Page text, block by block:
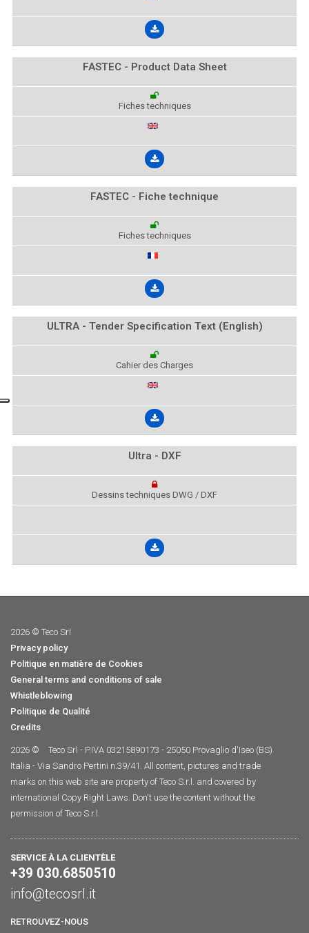
FASTEC - Product Data Sheet
Fiches techniques
FASTEC - Fiche technique
Fiches techniques
ULTRA - Tender Specification Text (English)
Cahier des Charges
Ultra - DXF
Dessins techniques DWG / DXF
2026 © Teco Srl
Privacy policy
Politique en matière de Cookies
General terms and conditions of sale
Whistleblowing
Politique de Qualité
Credits
2026 ©
Teco Srl - P.IVA 03215890173 - 25050 Provaglio d'Iseo (BS)
Italia - Via Sandro Pertini n.39/41. All content, pictures and trade
marks on this web site are property of Teco S.r.l. and covered by
international Copy Right Laws. Don't use the content without the
permission of Teco S.r.l.
SERVICE À LA CLIENTÈLE
+39 030.6850510
info@tecosrl.it
RETROUVEZ-NOUS